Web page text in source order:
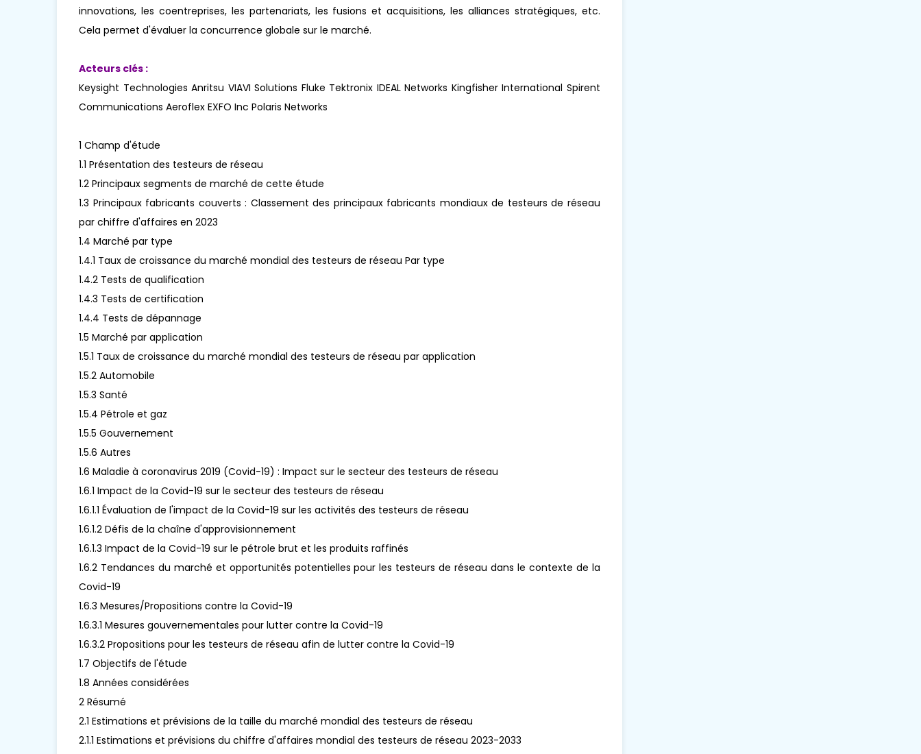
innovations, les coentreprises, les partenariats, les fusions et acquisitions, les alliances stratégiques, etc.
Cela permet d'évaluer la concurrence globale sur le marché.
Acteurs clés :
Keysight Technologies Anritsu VIAVI Solutions Fluke Tektronix IDEAL Networks Kingfisher International Spirent
Communications Aeroflex EXFO Inc Polaris Networks
1 Champ d'étude
1.1 Présentation des testeurs de réseau
1.2 Principaux segments de marché de cette étude
1.3 Principaux fabricants couverts : Classement des principaux fabricants mondiaux de testeurs de réseau
par chiffre d'affaires en 2023
1.4 Marché par type
1.4.1 Taux de croissance du marché mondial des testeurs de réseau Par type
1.4.2 Tests de qualification
1.4.3 Tests de certification
1.4.4 Tests de dépannage
1.5 Marché par application
1.5.1 Taux de croissance du marché mondial des testeurs de réseau par application
1.5.2 Automobile
1.5.3 Santé
1.5.4 Pétrole et gaz
1.5.5 Gouvernement
1.5.6 Autres
1.6 Maladie à coronavirus 2019 (Covid-19) : Impact sur le secteur des testeurs de réseau
1.6.1 Impact de la Covid-19 sur le secteur des testeurs de réseau
1.6.1.1 Évaluation de l'impact de la Covid-19 sur les activités des testeurs de réseau
1.6.1.2 Défis de la chaîne d'approvisionnement
1.6.1.3 Impact de la Covid-19 sur le pétrole brut et les produits raffinés
1.6.2 Tendances du marché et opportunités potentielles pour les testeurs de réseau dans le contexte de la
Covid-19
1.6.3 Mesures/Propositions contre la Covid-19
1.6.3.1 Mesures gouvernementales pour lutter contre la Covid-19
1.6.3.2 Propositions pour les testeurs de réseau afin de lutter contre la Covid-19
1.7 Objectifs de l'étude
1.8 Années considérées
2 Résumé
2.1 Estimations et prévisions de la taille du marché mondial des testeurs de réseau
2.1.1 Estimations et prévisions du chiffre d'affaires mondial des testeurs de réseau 2023-2033